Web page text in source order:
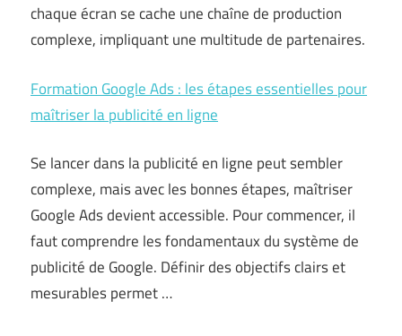
chaque écran se cache une chaîne de production
complexe, impliquant une multitude de partenaires.
Formation Google Ads : les étapes essentielles pour
maîtriser la publicité en ligne
Se lancer dans la publicité en ligne peut sembler
complexe, mais avec les bonnes étapes, maîtriser
Google Ads devient accessible. Pour commencer, il
faut comprendre les fondamentaux du système de
publicité de Google. Définir des objectifs clairs et
mesurables permet …